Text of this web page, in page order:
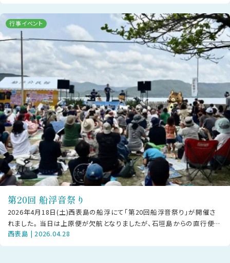
行事イベント
第20回 船浮音祭り
2026年4月18日(土)西表島の船浮にて「第20回船浮音祭り」が開催さ
れました。 当日は上原便が欠航となりましたが、石垣島からの直行便や
大原経由で駆けつけた方
西表島 | 2026.04.28